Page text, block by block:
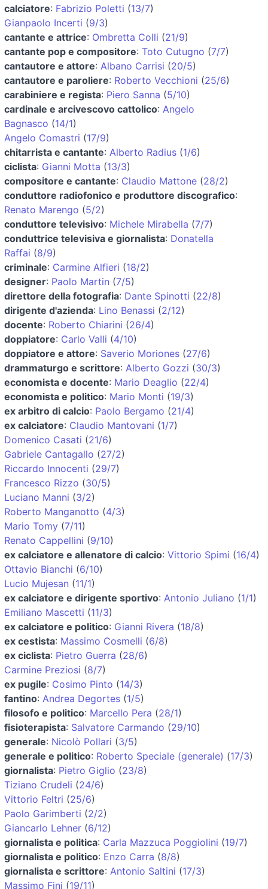
calciatore: Fabrizio Poletti (13/7)
Gianpaolo Incerti (9/3)
cantante e attrice: Ombretta Colli (21/9)
cantante pop e compositore: Toto Cutugno (7/7)
cantautore e attore: Albano Carrisi (20/5)
cantautore e paroliere: Roberto Vecchioni (25/6)
carabiniere e regista: Piero Sanna (5/10)
cardinale e arcivescovo cattolico: Angelo
Bagnasco (14/1)
Angelo Comastri (17/9)
chitarrista e cantante: Alberto Radius (1/6)
ciclista: Gianni Motta (13/3)
compositore e cantante: Claudio Mattone (28/2)
conduttore radiofonico e produttore discografico:
Renato Marengo (5/2)
conduttore televisivo: Michele Mirabella (7/7)
conduttrice televisiva e giornalista: Donatella
Raffai (8/9)
criminale: Carmine Alfieri (18/2)
designer: Paolo Martin (7/5)
direttore della fotografia: Dante Spinotti (22/8)
dirigente d'azienda: Lino Benassi (2/12)
docente: Roberto Chiarini (26/4)
doppiatore: Carlo Valli (4/10)
doppiatore e attore: Saverio Moriones (27/6)
drammaturgo e scrittore: Alberto Gozzi (30/3)
economista e docente: Mario Deaglio (22/4)
economista e politico: Mario Monti (19/3)
ex arbitro di calcio: Paolo Bergamo (21/4)
ex calciatore: Claudio Mantovani (1/7)
Domenico Casati (21/6)
Gabriele Cantagallo (27/2)
Riccardo Innocenti (29/7)
Francesco Rizzo (30/5)
Luciano Manni (3/2)
Roberto Manganotto (4/3)
Mario Tomy (7/11)
Renato Cappellini (9/10)
ex calciatore e allenatore di calcio: Vittorio Spimi (16/4)
Ottavio Bianchi (6/10)
Lucio Mujesan (11/1)
ex calciatore e dirigente sportivo: Antonio Juliano (1/1)
Emiliano Mascetti (11/3)
ex calciatore e politico: Gianni Rivera (18/8)
ex cestista: Massimo Cosmelli (6/8)
ex ciclista: Pietro Guerra (28/6)
Carmine Preziosi (8/7)
ex pugile: Cosimo Pinto (14/3)
fantino: Andrea Degortes (1/5)
filosofo e politico: Marcello Pera (28/1)
fisioterapista: Salvatore Carmando (29/10)
generale: Nicolò Pollari (3/5)
generale e politico: Roberto Speciale (generale) (17/3)
giornalista: Pietro Giglio (23/8)
Tiziano Crudeli (24/6)
Vittorio Feltri (25/6)
Paolo Garimberti (2/2)
Giancarlo Lehner (6/12)
giornalista e politica: Carla Mazzuca Poggiolini (19/7)
giornalista e politico: Enzo Carra (8/8)
giornalista e scrittore: Antonio Saltini (17/3)
Massimo Fini (19/11)